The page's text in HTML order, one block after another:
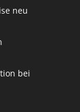
neu
bei